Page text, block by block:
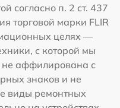
согласно п. 2 ст. 437
торговой марки FLIR
целях —
с которой мы
аффилирована с
знаков и не
виды ремонтных